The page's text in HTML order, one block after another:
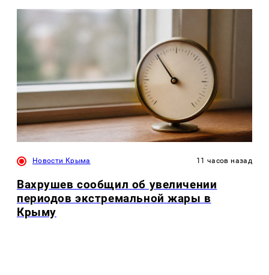
Новости Крыма 11 часов назад
Вахрушев сообщил об увеличении
периодов экстремальной жары в
Крыму